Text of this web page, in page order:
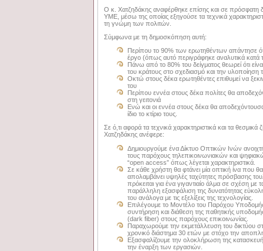
Ο κ. Χατζηδάκης αναφέρθηκε επίσης και σε
ΥΜΕ, μέσω της οποίας εξηγούσε τα τεχνικά
τη γνώμη των πολιτών.
Σύμφωνα με τη δημοσκόπηση αυτή:
Περίπου το 90% των ερωτηθέντων απάντησε
έργο (όπως αυτό περιγράφηκε αναλυτικά κατά
Πάνω από το 80% του δείγματος θεωρεί ότι
του κράτους στο σχεδιασμό και την υλοποίηση
Οκτώ στους δέκα ερωτηθέντες επιθυμεί να
του
Περίπου εννέα στους δέκα πολίτες θα
στη γειτονιά
Ενώ και οι εννέα στους δέκα θα
ίδιο το κτίριο τους.
Σε ό,τι αφορά τα τεχνικά χαρακτηριστικά και τα
Χατζηδάκης ανέφερε:
Δημιουργούμε ένα Δίκτυο Οπτικών Ινών
τους παρόχους τηλεπικοινωνιακών και
“open access” όπως λέγεται χαρακτηριστικά.
Σε κάθε χρήστη θα φτάνει μία οπτική ίνα που θα
απολαμβάνει υψηλές ταχύτητες πρόσβασης
πρόκειται για ένα γιγαντιαίο άλμα σε σχέση με
παράλληλη εξασφάλιση της δυνατότητας
του ανάλογα με τις εξελίξεις της τεχνολογίας.
Επιλέγουμε το Μοντέλο του Παρόχου
συντήρηση και διάθεση της παθητικής
(dark fiber) στους παρόχους επικοινωνίας.
Παραχωρούμε την εκμετάλλευση του δικτύου
χρονικό διάστημα 30 ετών με στόχο την
Εξασφαλίζουμε την ολοκλήρωση της
την έναρξη των εργασιών.